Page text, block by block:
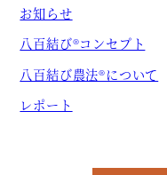
お知らせ
八百結び®コンセプト
八百結び農法®について
レポート